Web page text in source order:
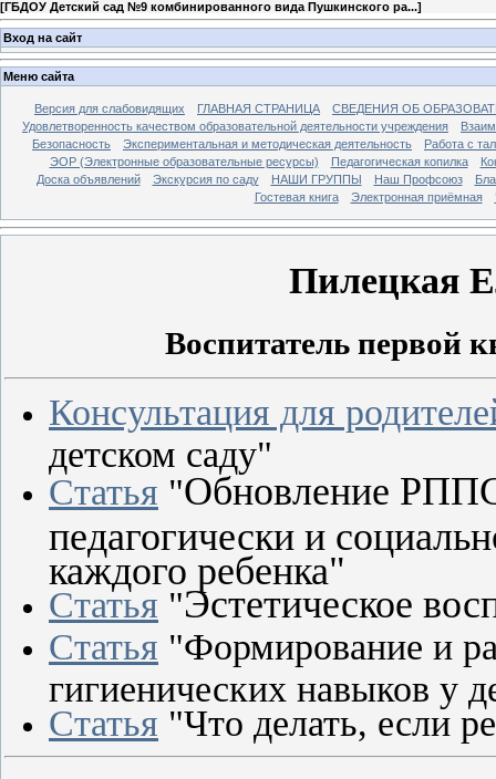
[ГБДОУ Детский сад №9 комбинированного вида Пушкинского ра...]
Вход на сайт
Меню сайта
Версия для слабовидящих ГЛАВНАЯ СТРАНИЦА
СВЕДЕНИЯ ОБ
Удовлетворенность качеством образовательной деятельности учреждения
Безопасность
Экспериментальная и методическая деятельность
Работа с
ЭОР (Электронные образовательные ресурсы)
Педагогическая копилка
Доска объявлений
Экскурсия по саду НАШИ ГРУППЫ Наш Профсоюз
Гостевая книга
Электронная приёмная
Пилецкая
Воспитатель первой
Консультация для
детском саду"
Статья "Обновление РППС
педагогически и
каждого ребенка"
Статья "Эстетическое
Статья "Формирование и
гигиенических навыков у
Статья "Что делать, если